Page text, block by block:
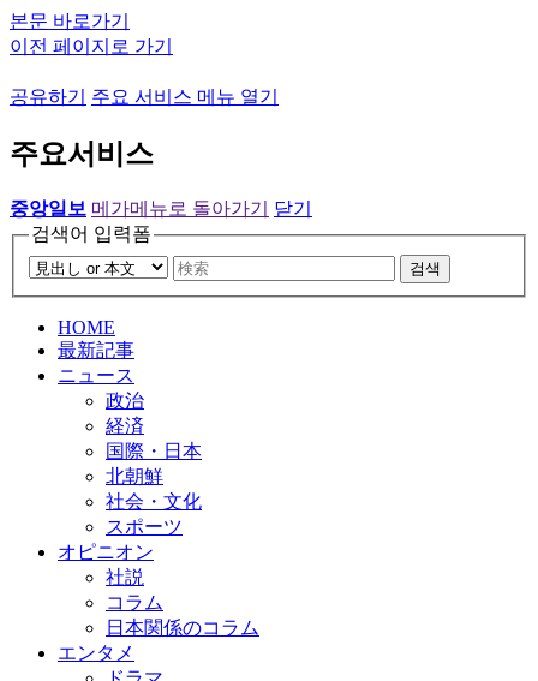
본문 바로가기
이전 페이지로 가기
공유하기 주요 서비스 메뉴 열기
주요서비스
중앙일보 메가메뉴로 돌아가기
닫기
검색어 입력폼
검색
HOME
最新記事
ニュース
政治
経済
国際・日本
北朝鮮
社会・文化
スポーツ
オピニオン
社説
コラム
日本関係のコラム
エンタメ